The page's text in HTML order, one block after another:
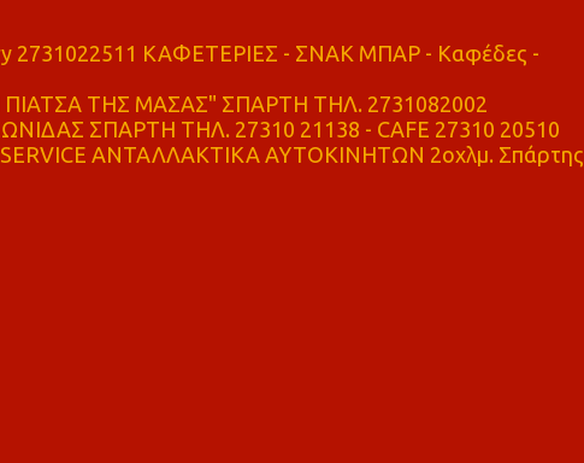
2731022511 ΚΑΦΕΤΕΡΙΕΣ - ΣΝΑΚ ΜΠΑΡ - Καφέδες -
ΤΗΣ ΜΑΣΑΣ" ΣΠΑΡΤΗ ΤΗΛ. 2731082002
ΣΠΑΡΤΗ ΤΗΛ. 27310 21138 - CAFE 27310 20510
ΑΝΤΑΛΛΑΚΤΙΚΑ ΑΥΤΟΚΙΝΗΤΩΝ 2οχλμ. Σπάρτης